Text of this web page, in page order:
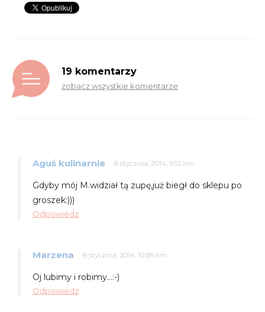
19 komentarzy
zobacz wszystkie komentarze
Aguś kulinarnie 8 stycznia, 2014, 9:12 am
Gdyby mój M.widział tą zupę,już biegł do sklepu po
groszek:)))
Odpowiedz
Marzena 8 stycznia, 2014, 10:38 am
Oj lubimy i robimy…:-)
Odpowiedz